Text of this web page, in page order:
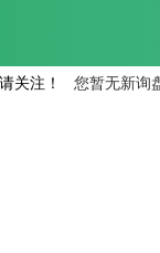
关注！ 您暂无新询